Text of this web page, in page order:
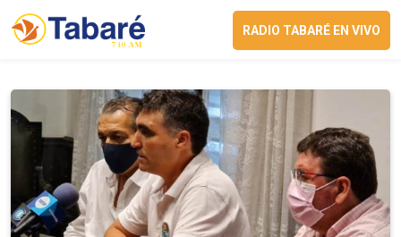
RADIO TABARÉ EN VIVO